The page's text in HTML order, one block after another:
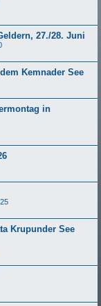
27./28. Juni
Kemnader See
in
Krupunder See